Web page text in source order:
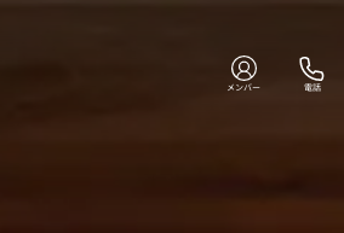
メンバー 電話